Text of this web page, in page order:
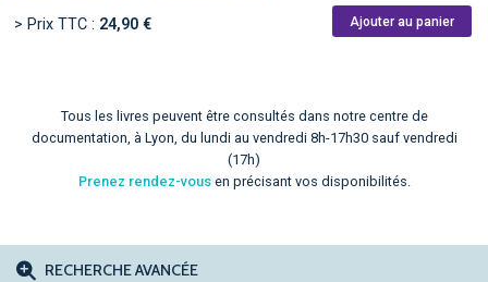
> Prix TTC : 24,90 € Ajouter au panier
Tous les livres peuvent être consultés dans notre centre de
documentation, à Lyon, du lundi au vendredi 8h-17h30 sauf vendredi
(17h)
Prenez rendez-vousen précisant vos disponibilités.
RECHERCHE AVANCÉE